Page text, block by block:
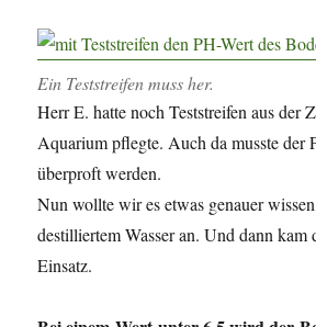
Ein Teststreifen muss her.
Herr E. hatte noch Teststreifen aus der
Aquarium pflegte. Auch da musste der
überproft werden.
Nun wollte wir es etwas genauer
destilliertem Wasser an. Und dann kam
Einsatz.